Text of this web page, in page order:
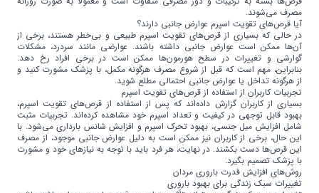
مصرف می‌شوند.
آیا قرص‌های تقویت اسپرم عوارض جانبی دارند؟
در حالی که بسیاری از قرص‌های تقویت اسپرم طبیعی و بی‌خطر هستند، برخی از
آن‌ها ممکن است عوارض جانبی داشته باشند. عوارضی مانند سردرد، مشکلات
گوارشی و تغییرات در سطح هورمون‌ها ممکن است در برخی افراد رخ دهد.
بنابراین، مهم است که قبل از شروع مصرف هرگونه مکمل، با پزشک مشورت کنید و
از هرگونه تداخل یا عوارض جانبی احتمالی مطلع شوید.
تجربیات کاربران از استفاده از قرص‌های تقویت اسپرم
بسیاری از کاربران گزارش داده‌اند که پس از استفاده از قرص‌های تقویت اسپرم،
بهبود قابل توجهی در کیفیت و تعداد اسپرم خود مشاهده کرده‌اند. تجربیات مثبت
شامل افزایش میل جنسی، بهبود تحرک اسپرم و افزایش شانس بارداری می‌شود. با
این حال، برخی از کاربران نیز ممکن است به دلیل عوارض جانبی موجود، از مصرف
این قرص‌ها دست بکشند. در نهایت، هر فرد باید با توجه به نیازهای خود و مشورت
با پزشک تصمیم بگیرد.
روش‌های افزایش قدرت باروری مردان
تغییرات سبک زندگی برای بهبود باروری